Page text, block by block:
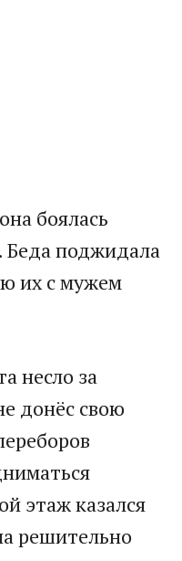
боялась
Беда поджидала
их с мужем
несло за
донёс свою
этаж казался
решительно